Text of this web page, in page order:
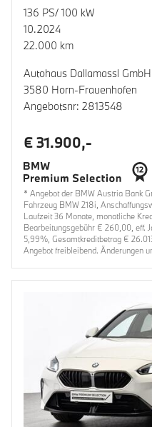
136 PS/ 100 kW
10.2024
22.000 km
Autohaus Dallamassl GmbH
3580 Horn-Frauenhofen
Angebotsnr: 2813548
€ 31.900,-
* Angebot der BMW Austria Bank
Fahrzeug BMW 218i,
Laufzeit 36 Monate, monatliche
Bearbeitungsgebühr € 260,00, eff.
5,99%, Gesamtkreditbetrag €
Angebot freibleibend. Änderungen